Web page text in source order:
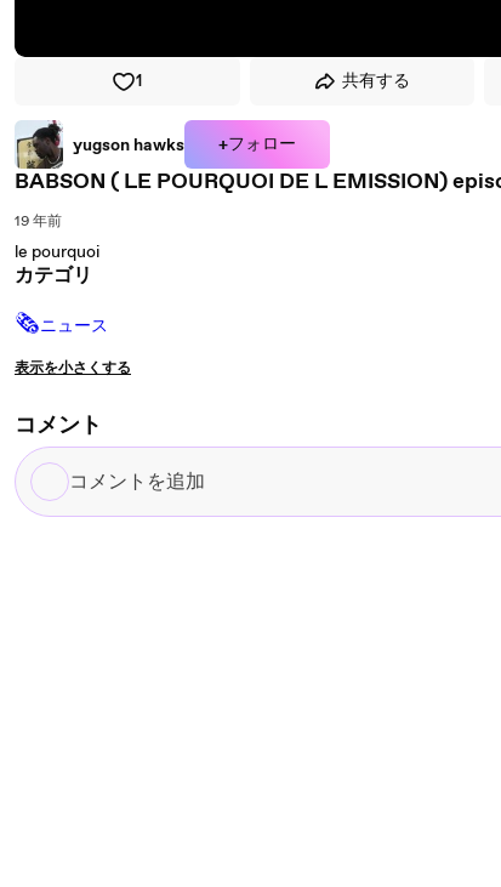
1 共有する
yugson hawks +フォロー
BABSON ( LE POURQUOI DE L EMISSION)
19 年前
le pourquoi
カテゴリ
🗞ニュース
表示を小さくする
コメント
コ
メ